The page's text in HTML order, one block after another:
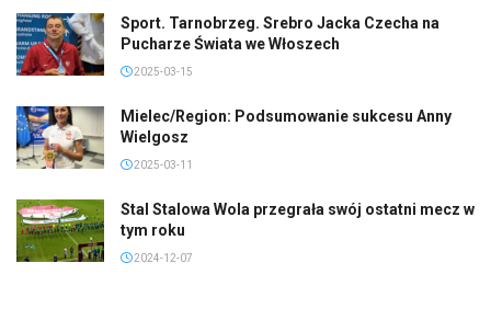
Sport. Tarnobrzeg. Srebro Jacka Czecha na
Pucharze Świata we Włoszech
2025-03-15
Mielec/Region: Podsumowanie sukcesu Anny
Wielgosz
2025-03-11
Stal Stalowa Wola przegrała swój ostatni mecz w
tym roku
2024-12-07